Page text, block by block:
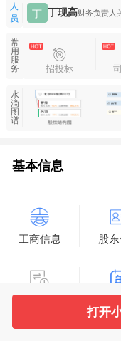
人
员
丁 丁现高财务负责人
常
用
服
务
招投标
水
滴
图
谱
基本信息
工商信息 股
打开